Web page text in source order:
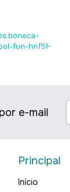
fun-hnf51-
e-mail
Principal
Início